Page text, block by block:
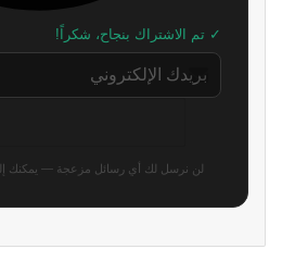
✓ تم الاشتراك بنجاح، شكراً!
لن نرسل لك أي رسائل مزعجة — يمكنك